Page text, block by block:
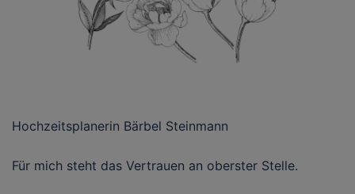
Hochzeitsplanerin Bärbel Steinmann
Für mich steht das Vertrauen an oberster Stelle.